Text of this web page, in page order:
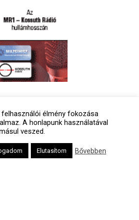
élmény fokozása
A honlapunk használatával
veszed.
Elutasítom Bővebben